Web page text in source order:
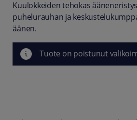
Kuulokkeiden tehokas
puhelurauhan ja
äänen.
Tuote on poistunut